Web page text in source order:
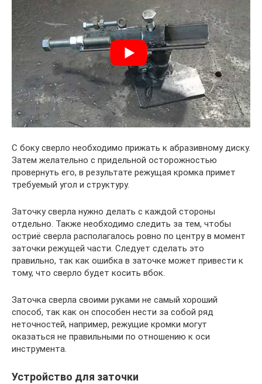
С боку сверло необходимо прижать к абразивному диску.
Затем желательно с придельной осторожностью
провернуть его, в результате режущая кромка примет
требуемый угол и структуру.
Заточку сверла нужно делать с каждой стороны
отдельно. Также необходимо следить за тем, чтобы
остриё сверла располагалось ровно по центру в момент
заточки режущей части. Следует сделать это
правильно, так как ошибка в заточке может привести к
тому, что сверло будет косить вбок.
Заточка сверла своими руками не самый хороший
способ, так как он способен нести за собой ряд
неточностей, например, режущие кромки могут
оказаться не правильными по отношению к оси
инструмента.
Устройство для заточки